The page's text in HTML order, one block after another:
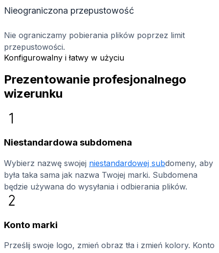
Nieograniczona przepustowość
Nie ograniczamy pobierania plików poprzez limit
przepustowości.
Konfigurowalny i łatwy w użyciu
Prezentowanie profesjonalnego
wizerunku
Niestandardowa subdomena
Wybierz nazwę swojej niestandardowej subdomeny, aby
była taka sama jak nazwa Twojej marki. Subdomena
będzie używana do wysyłania i odbierania plików.
Konto marki
Prześlij swoje logo, zmień obraz tła i zmień kolory. Konto